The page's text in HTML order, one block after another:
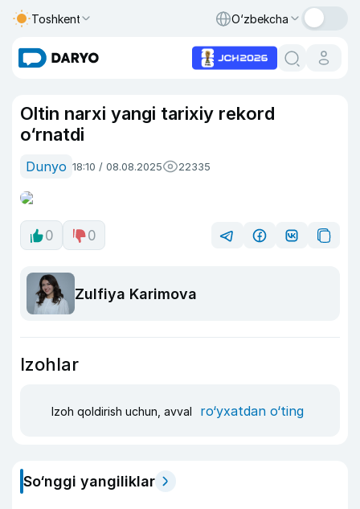
Toshkent O‘zbekcha
Oltin narxi yangi tarixiy rekord
o‘rnatdi
Dunyo 18:10 / 08.08.2025 22335
0 0
Zulfiya Karimova
Izohlar
Izoh qoldirish uchun, avval ro‘yxatdan o‘ting
So‘nggi yangiliklar